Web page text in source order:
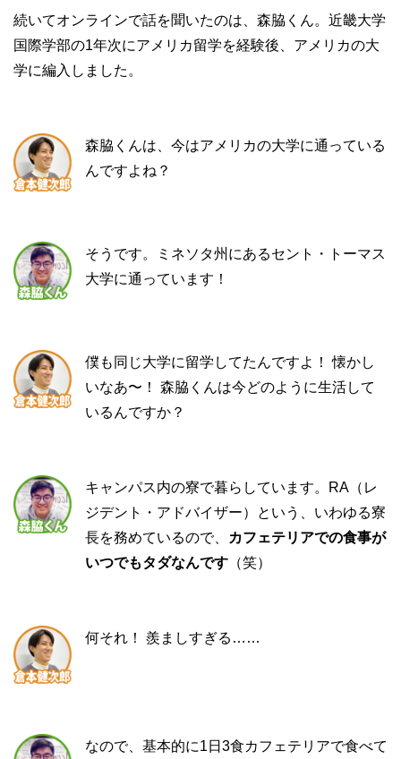
続いてオンラインで話を聞いたのは、森脇くん。近畿大学
国際学部の1年次にアメリカ留学を経験後、アメリカの大
学に編入しました。
森脇くんは、今はアメリカの大学に通っている
んですよね？
そうです。ミネソタ州にあるセント・トーマス
大学に通っています！
僕も同じ大学に留学してたんですよ！ 懐かし
いなあ〜！ 森脇くんは今どのように生活して
いるんですか？
キャンパス内の寮で暮らしています。RA（レ
ジデント・アドバイザー）という、いわゆる寮
長を務めているので、
カフェテリアでの食事が
いつでもタダなんです （笑）
何それ！ 羨ましすぎる……
なので、基本的に1日3食カフェテリアで食べて